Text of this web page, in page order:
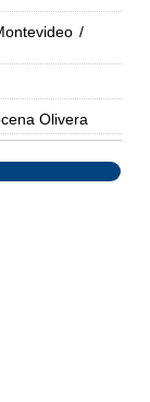
/
Olivera